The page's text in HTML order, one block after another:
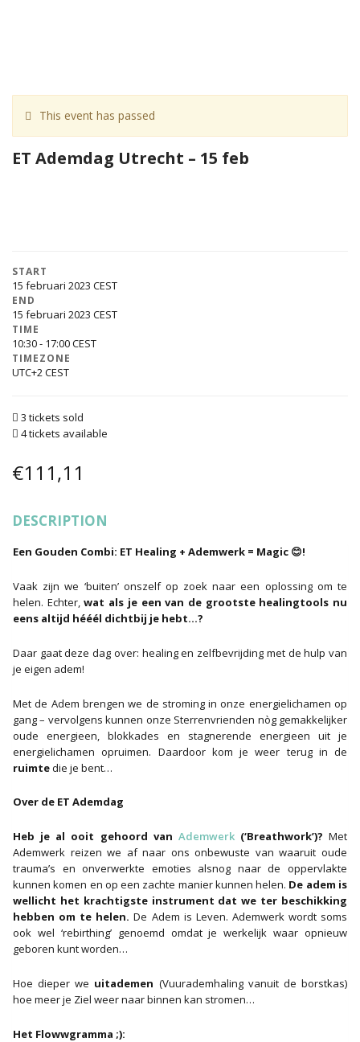
This event has passed
ET Ademdag Utrecht – 15 feb
START
15 februari 2023
END
15 februari 2023
TIME
10:30 - 17:00
TIMEZONE
UTC+2
3 tickets sold
4 tickets available
€111,11
DESCRIPTION
Een Gouden Combi: ET Healing + Ademwerk = Magic 😊!
Vaak zijn we ‘buiten’ onszelf op zoek naar een oplossing om te
helen. Echter,wat als je een van de grootste healingtools nu
eens altijd hééél dichtbij je hebt…?
Daar gaat deze dag over: healing en zelfbevrijding met de hulp van
je eigen adem!
Met de Adem brengen we de stroming in onze energielichamen op
gang – vervolgens kunnen onze Sterrenvrienden nòg gemakkelijker
oude energieen, blokkades en stagnerende energieen uit je
energielichamen opruimen. Daardoor kom je weer terug in de
ruimtedie je bent…
Over de ET Ademdag
Heb je al ooit gehoord van Ademwerk(‘Breathwork’)? Met
Ademwerk reizen we af naar ons onbewuste van waaruit oude
trauma’s en onverwerkte emoties alsnog naar de oppervlakte
kunnen komen en op een zachte manier kunnen helen. De adem is
wellicht het krachtigste instrument dat we ter beschikking
hebben om te helen.De Adem is Leven. Ademwerk wordt soms
ook wel ‘rebirthing’ genoemd omdat je werkelijk waar opnieuw
geboren kunt worden…
Hoe dieper we uitademen (Vuurademhaling vanuit de borstkas)
hoe meer je Ziel weer naar binnen kan stromen…
Het Flowwgramma ;):